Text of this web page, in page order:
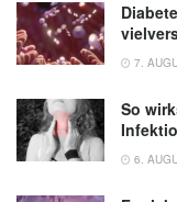
7.
So
6.